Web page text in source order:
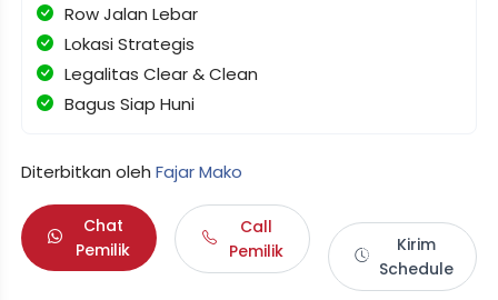
Row Jalan Lebar
Lokasi Strategis
Legalitas Clear & Clean
Bagus Siap Huni
Diterbitkan olehFajar Mako
Chat
Pemilik
Call
Pemilik
Kirim
Schedule